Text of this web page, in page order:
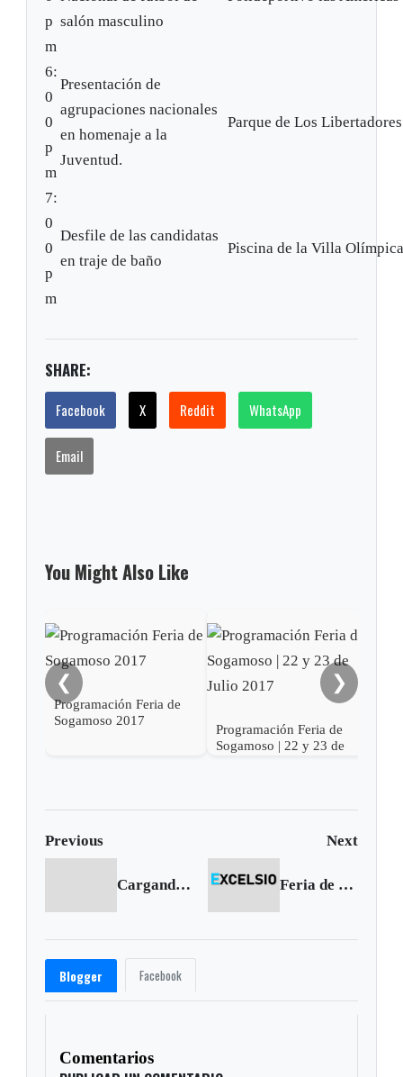
p
m
salón masculino
6:
0
0
p
m
Presentación de
agrupaciones nacionales
en homenaje a la
Juventud.
Parque de Los Libertadores
7:
0
0
p
m
Desfile de las candidatas
en traje de baño
Piscina de la Villa
SHARE:
Facebook X Reddit WhatsApp
Email
You Might Also Like
❮
Programación Feria de
Sogamoso 2017
Programación Feria de
Sogamoso | 22 y 23 de
❯
Previous Next
Cargando anterior... Feria de Duitama - 9 de enero de 2010
Blogger Facebook
Comentarios